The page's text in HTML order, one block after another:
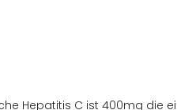
Hepatitis C ist 400mg